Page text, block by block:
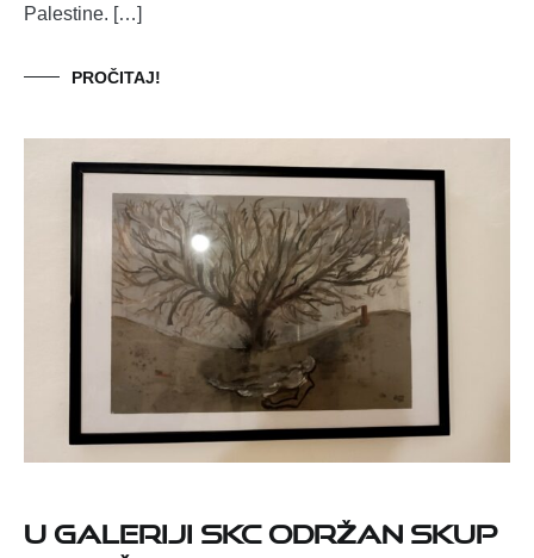
Palestine. […]
PROČITAJ!
U Galeriji SKC održan skup